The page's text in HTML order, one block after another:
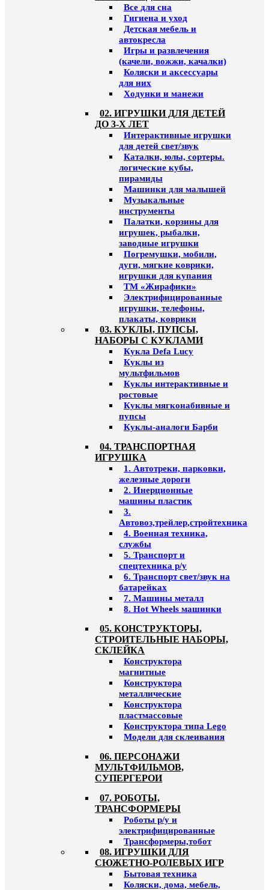
Все для сна
Гигиена и уход
Детская мебель и
автокресла
Игры и развлечения
(качели, вожжи, качалки)
Коляски и аксессуары
для них
Ходунки и манежи
02. ИГРУШКИ ДЛЯ ДЕТЕЙ
ДО 3-Х ЛЕТ
Интерактивные игрушки
для детей свет/звук
Каталки, юлы, сортеры.
логические кубы,
пирамиды
Машинки для малышей
Музыкальные
инструменты
Палатки, корзины для
игрушек, рыбалки,
заводные игрушки
Погремушки, мобили,
дуги, мягкие коврики,
игрушки для купания
ТМ «Жирафики»
Электрифицированные
игрушки, телефоны,
плакаты, коврики
03. КУКЛЫ, ПУПСЫ,
НАБОРЫ С КУКЛАМИ
Кукла Defa Lucy
Куклы из
мультфильмов
Куклы интерактивные и
ростовые
Куклы мягконабивные и
пупсы
Куклы-аналоги Барби
04. ТРАНСПОРТНАЯ
ИГРУШКА
1. Автотреки, парковки,
железные дороги
2. Инерционные
машины пластик
3.
Автовоз,трейлер,стройтехника
4. Военная техника,
службы
5. Транспорт и
спецтехника р/у
6. Транспорт свет/звук на
батарейках
7. Машины металл
8. Hot Wheels машинки
05. КОНСТРУКТОРЫ,
СТРОИТЕЛЬНЫЕ НАБОРЫ,
СКЛЕЙКА
Конструктора
магнитные
Конструктора
металлические
Конструктора
пластмассовые
Конструктора типа Lego
Модели для склеивания
06. ПЕРСОНАЖИ
МУЛЬТФИЛЬМОВ,
СУПЕРГЕРОИ
07. РОБОТЫ,
ТРАНСФОРМЕРЫ
Роботы р/у и
электрифицированные
Трансформеры,тобот
08. ИГРУШКИ ДЛЯ
СЮЖЕТНО-РОЛЕВЫХ ИГР
Бытовая техника
Коляски, дома, мебель,